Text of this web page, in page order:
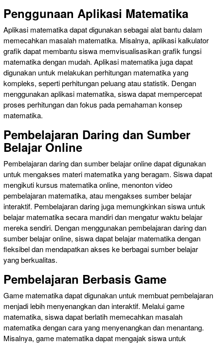
Penggunaan Aplikasi Matematika
Aplikasi matematika dapat digunakan sebagai alat bantu dalam
memecahkan masalah matematika. Misalnya, aplikasi kalkulator
grafik dapat membantu siswa memvisualisasikan grafik fungsi
matematika dengan mudah. Aplikasi matematika juga dapat
digunakan untuk melakukan perhitungan matematika yang
kompleks, seperti perhitungan peluang atau statistik. Dengan
menggunakan aplikasi matematika, siswa dapat mempercepat
proses perhitungan dan fokus pada pemahaman konsep
matematika.
Pembelajaran Daring dan Sumber
Belajar Online
Pembelajaran daring dan sumber belajar online dapat digunakan
untuk mengakses materi matematika yang beragam. Siswa dapat
mengikuti kursus matematika online, menonton video
pembelajaran matematika, atau mengakses sumber belajar
interaktif. Pembelajaran daring juga memungkinkan siswa untuk
belajar matematika secara mandiri dan mengatur waktu belajar
mereka sendiri. Dengan menggunakan pembelajaran daring dan
sumber belajar online, siswa dapat belajar matematika dengan
fleksibel dan mendapatkan akses ke berbagai sumber belajar
yang berkualitas.
Pembelajaran Berbasis Game
Game matematika dapat digunakan untuk membuat pembelajaran
menjadi lebih menyenangkan dan interaktif. Melalui game
matematika, siswa dapat berlatih memecahkan masalah
matematika dengan cara yang menyenangkan dan menantang.
Misalnya, game matematika dapat mengajak siswa untuk